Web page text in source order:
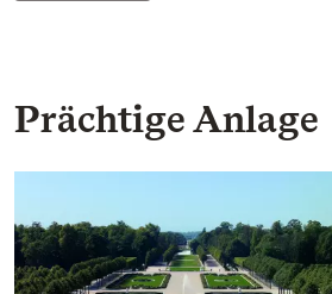
Prächtige Anlage